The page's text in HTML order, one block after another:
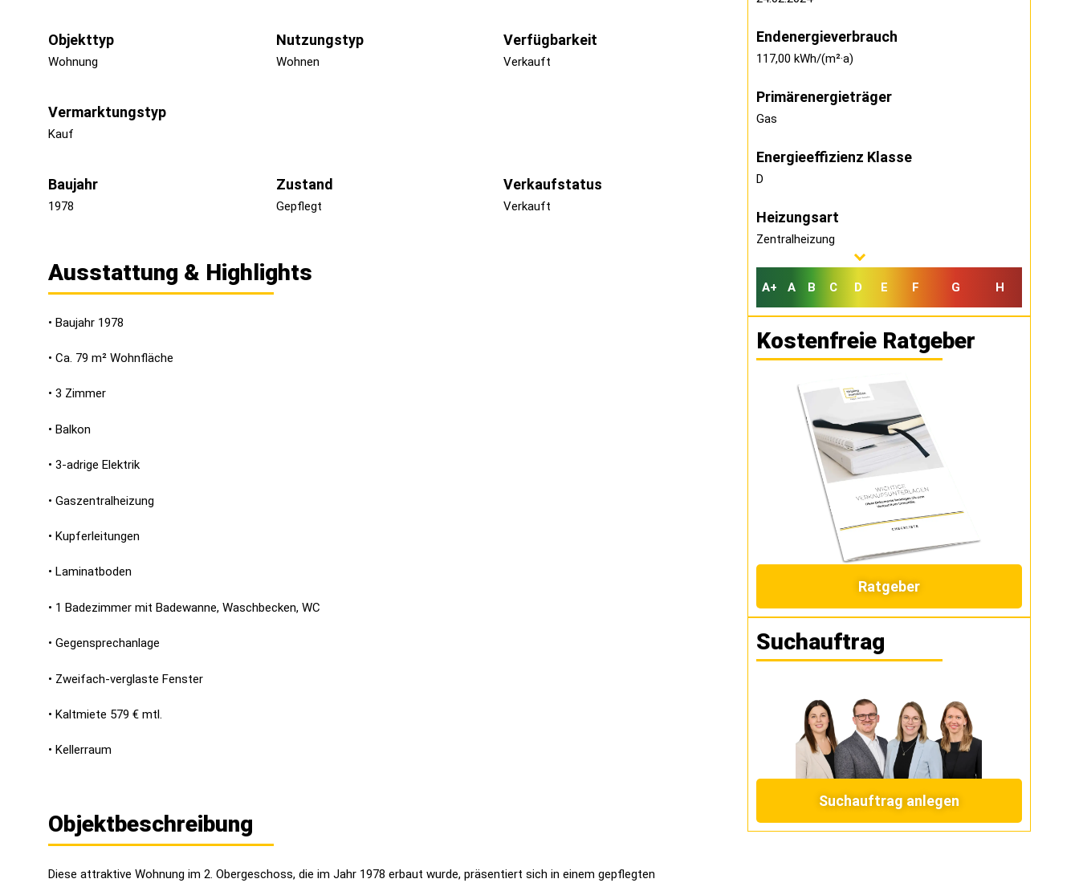
Objekttyp
Wohnung
Nutzungstyp
Wohnen
Verfügbarkeit
Verkauft
Vermarktungstyp
Kauf
Baujahr
1978
Zustand
Gepflegt
Verkaufstatus
Verkauft
Ausstattung & Highlights
• Baujahr 1978
• Ca. 79 m² Wohnfläche
• 3 Zimmer
• Balkon
• 3-adrige Elektrik
• Gaszentralheizung
• Kupferleitungen
• Laminatboden
• 1 Badezimmer mit Badewanne, Waschbecken, WC
• Gegensprechanlage
• Zweifach-verglaste Fenster
• Kaltmiete 579 € mtl.
• Kellerraum
Objektbeschreibung
Diese attraktive Wohnung im 2. Obergeschoss, die im Jahr 1978 erbaut wurde, präsentiert sich in einem gepflegten
Endenergieverbrauch
117,00 kWh/(m²·a)
Primärenergieträger
Gas
Energieeffizienz Klasse
D
Heizungsart
Zentralheizung
A+ A B C D E F G H
Kostenfreie Ratgeber
Ratgeber
Suchauftrag
Suchauftrag anlegen